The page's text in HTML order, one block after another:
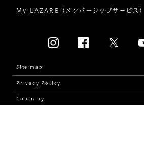
結婚指輪（マリッジリング）
[素材から選ぶ]
イエローゴールド
My LAZARE（メンバーシップサービス）
Site map
Privacy Policy
Company